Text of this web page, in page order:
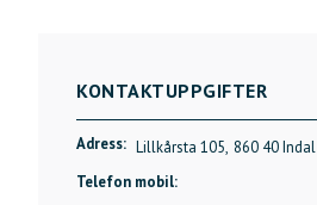
KONTAKTUPPGIFTER
Adress: Lillkårsta 105, 860 40 Indal
Telefon mobil: